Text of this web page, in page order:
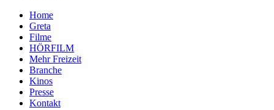
Home
Greta
Filme
HÖRFILM
Mehr Freizeit
Branche
Kinos
Presse
Kontakt